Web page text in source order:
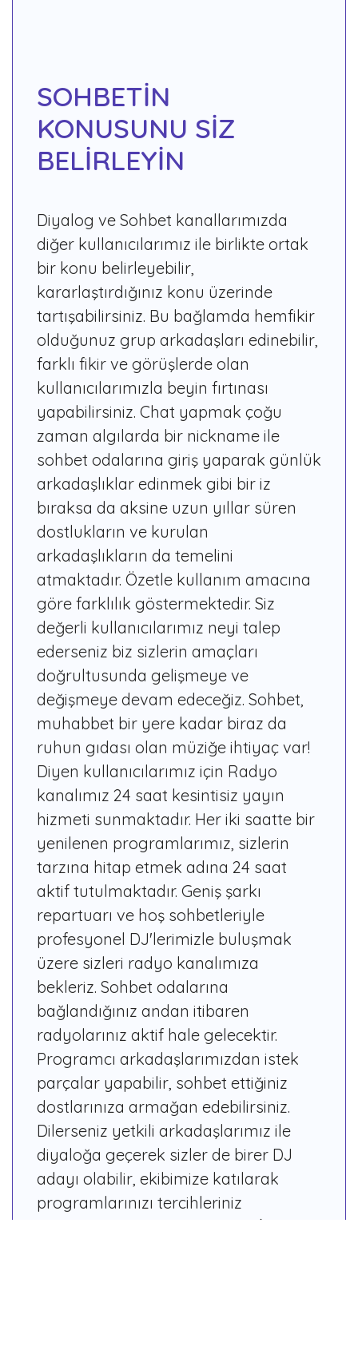
SOHBETİN
KONUSUNU SİZ
BELİRLEYİN
Diyalog ve Sohbet kanallarımızda
diğer kullanıcılarımız ile birlikte ortak
bir konu belirleyebilir,
kararlaştırdığınız konu üzerinde
tartışabilirsiniz. Bu bağlamda hemfikir
olduğunuz grup arkadaşları edinebilir,
farklı fikir ve görüşlerde olan
kullanıcılarımızla beyin fırtınası
yapabilirsiniz. Chat yapmak çoğu
zaman algılarda bir nickname ile
sohbet odalarına giriş yaparak günlük
arkadaşlıklar edinmek gibi bir iz
bıraksa da aksine uzun yıllar süren
dostlukların ve kurulan
arkadaşlıkların da temelini
atmaktadır. Özetle kullanım amacına
göre farklılık göstermektedir. Siz
değerli kullanıcılarımız neyi talep
ederseniz biz sizlerin amaçları
doğrultusunda gelişmeye ve
değişmeye devam edeceğiz. Sohbet,
muhabbet bir yere kadar biraz da
ruhun gıdası olan müziğe ihtiyaç var!
Diyen kullanıcılarımız için Radyo
kanalımız 24 saat kesintisiz yayın
hizmeti sunmaktadır. Her iki saatte bir
yenilenen programlarımız, sizlerin
tarzına hitap etmek adına 24 saat
aktif tutulmaktadır. Geniş şarkı
repartuarı ve hoş sohbetleriyle
profesyonel DJ'lerimizle buluşmak
üzere sizleri radyo kanalımıza
bekleriz. Sohbet odalarına
bağlandığınız andan itibaren
radyolarınız aktif hale gelecektir.
Programcı arkadaşlarımızdan istek
parçalar yapabilir, sohbet ettiğiniz
dostlarınıza armağan edebilirsiniz.
Dilerseniz yetkili arkadaşlarımız ile
diyaloğa geçerek sizler de birer DJ
adayı olabilir, ekibimize katılarak
programlarınızı tercihleriniz
doğrultusunda sunabilirsiniz. ''İslami